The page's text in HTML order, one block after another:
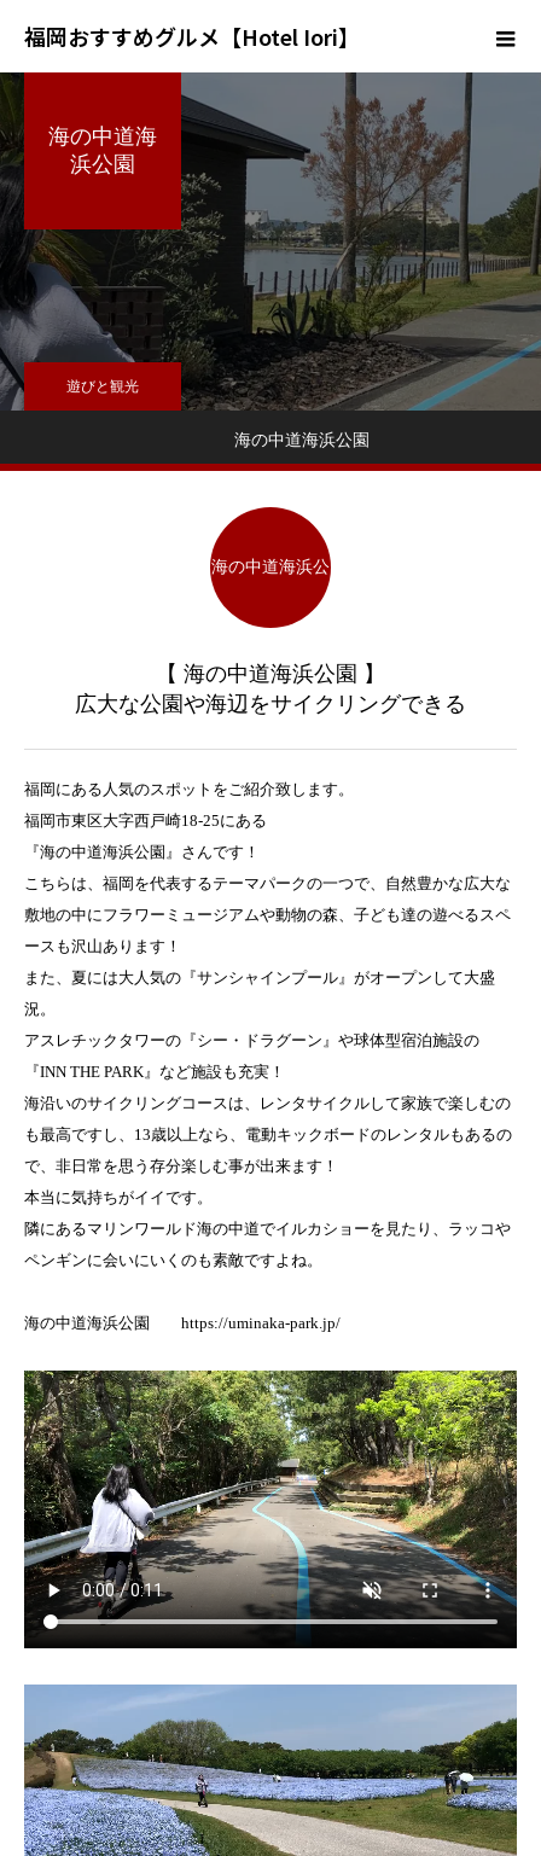
福岡おすすめグルメ【Hotel Iori】
海の中道海
浜公園
遊びと観光
海の中道海浜公園
海の中道海浜公
園
【 海の中道海浜公園 】
広大な公園や海辺をサイクリングできる
福岡にある人気のスポットをご紹介致します。
福岡市東区大字西戸崎18-25にある
『海の中道海浜公園』さんです！
こちらは、福岡を代表するテーマパークの一つで、自然豊かな広大な
敷地の中にフラワーミュージアムや動物の森、子ども達の遊べるスペ
ースも沢山あります！
また、夏には大人気の『サンシャインプール』がオープンして大盛
況。
アスレチックタワーの『シー・ドラグーン』や球体型宿泊施設の
『INN THE PARK』など施設も充実！
海沿いのサイクリングコースは、レンタサイクルして家族で楽しむの
も最高ですし、13歳以上なら、電動キックボードのレンタルもあるの
で、非日常を思う存分楽しむ事が出来ます！
本当に気持ちがイイです。
隣にあるマリンワールド海の中道でイルカショーを見たり、ラッコや
ペンギンに会いにいくのも素敵ですよね。
海の中道海浜公園 https://uminaka-park.jp/